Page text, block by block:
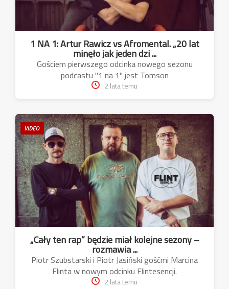
1 NA 1: Artur Rawicz vs Afromental. „20 lat
minęło jak jeden dzi ...
Gościem pierwszego odcinka nowego sezonu
podcastu "1 na 1" jest Tomson
2 lata temu
VIDEO
„Cały ten rap” będzie miał kolejne sezony –
rozmawia ...
Piotr Szubstarski i Piotr Jasiński gośćmi Marcina
Flinta w nowym odcinku Flintesencji.
2 lata temu